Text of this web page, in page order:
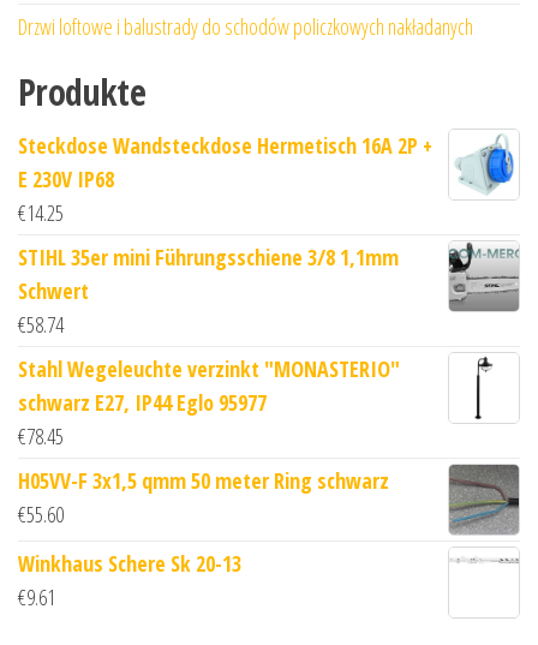
Drzwi loftowe i balustrady do schodów policzkowych nakładanych
Produkte
Steckdose Wandsteckdose Hermetisch 16A 2P +
E 230V IP68
€14.25
STIHL 35er mini Führungsschiene 3/8 1,1mm
Schwert
€58.74
Stahl Wegeleuchte verzinkt "MONASTERIO"
schwarz E27, IP44 Eglo 95977
€78.45
H05VV-F 3x1,5 qmm 50 meter Ring schwarz
€55.60
Winkhaus Schere Sk 20-13
€9.61